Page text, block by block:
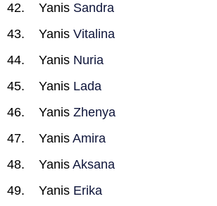
Yanis Sandra
Yanis Vitalina
Yanis Nuria
Yanis Lada
Yanis Zhenya
Yanis Amira
Yanis Aksana
Yanis Erika